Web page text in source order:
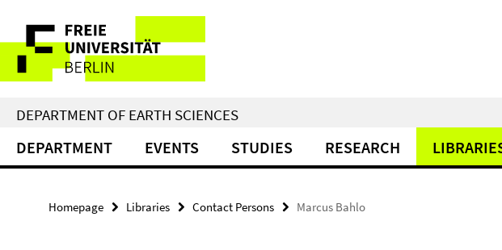
direkt
Inhalt
Service
Navigation
DEPARTMENT OF EARTH SCIENCES
DEPARTMENT EVENTS STUDIES RESEARCH
Homepage Libraries Contact Persons Marcus Bahlo